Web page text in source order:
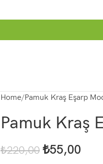
Home Pamuk Kraş Eşarp
Pamuk Kraş
₺220,00 ₺55,00